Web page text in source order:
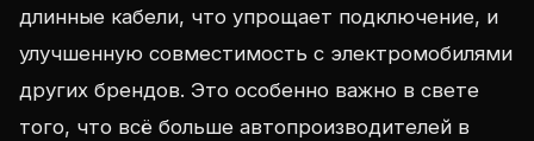
длинные кабели, что упрощает подключение, и
улучшенную совместимость с электромобилями
других брендов. Это особенно важно в свете
того, что всё больше автопроизводителей в